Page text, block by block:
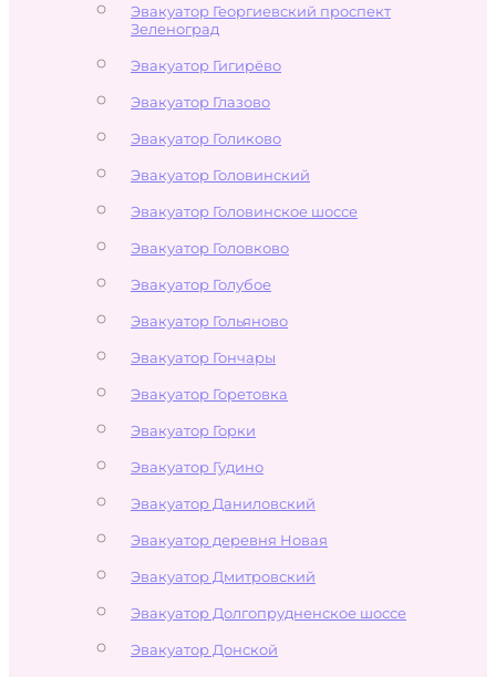
Эвакуатор Георгиевский проспект
Зеленоград
Эвакуатор Гигирёво
Эвакуатор Глазово
Эвакуатор Голиково
Эвакуатор Головинский
Эвакуатор Головинское шоссе
Эвакуатор Головково
Эвакуатор Голубое
Эвакуатор Гольяново
Эвакуатор Гончары
Эвакуатор Горетовка
Эвакуатор Горки
Эвакуатор Гудино
Эвакуатор Даниловский
Эвакуатор деревня Новая
Эвакуатор Дмитровский
Эвакуатор Долгопрудненское шоссе
Эвакуатор Донской